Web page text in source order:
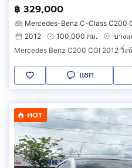
฿ 329,000
Mercedes-Benz C-Class C200
2012
100,000 กม.
บาง
Mercedes Benz C200 CGI 2012 วิ่
แชท
HOT